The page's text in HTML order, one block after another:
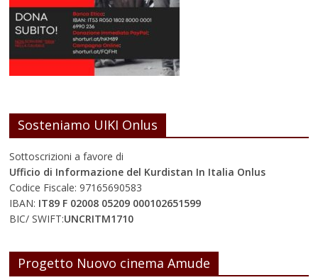
Sosteniamo UIKI Onlus
Sottoscrizioni a favore di
Ufficio di Informazione del Kurdistan In Italia Onlus
Codice Fiscale: 97165690583
IBAN: IT89 F 02008 05209 000102651599
BIC/ SWIFT:UNCRITM1710
Progetto Nuovo cinema Amude